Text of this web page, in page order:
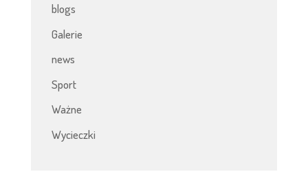
blogs
Galerie
news
Sport
Ważne
Wycieczki